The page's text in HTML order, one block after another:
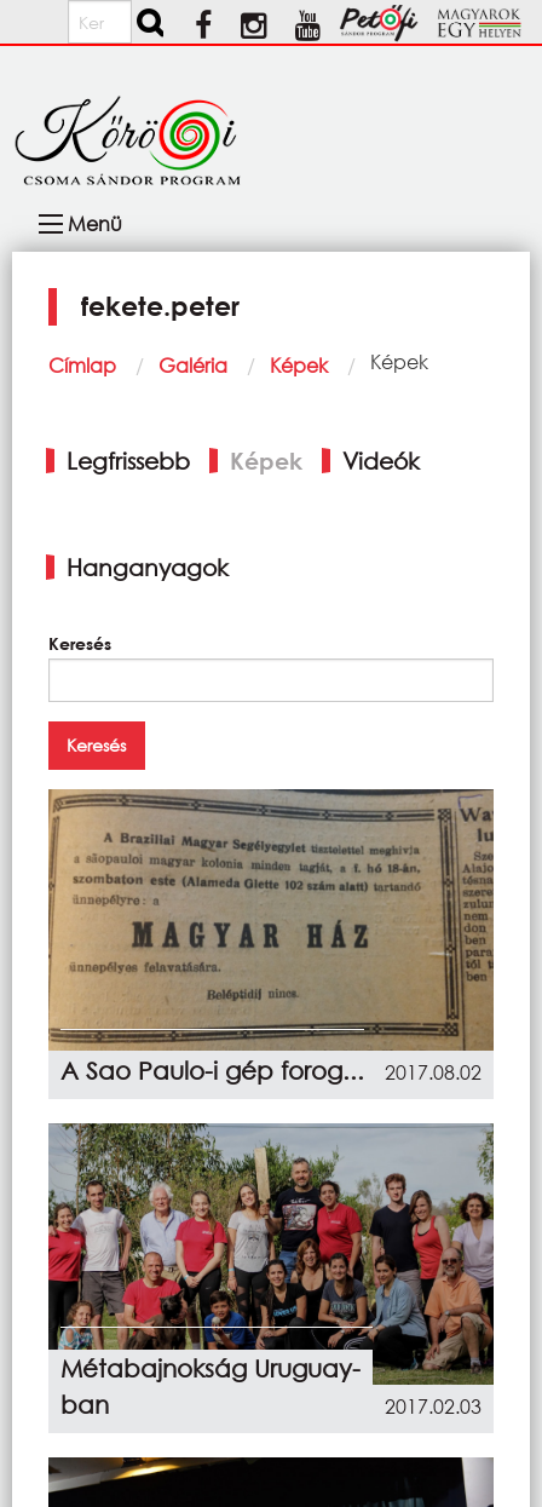
Ugrás a tartalomra
Keresés
navigáció
Menü
fekete.peter
Morzsa
Címlap Galéria Képek Current:
Képek
fülek
Legfrissebb Képek Videók
Hanganyagok
Keresés
A Sao Paulo-i gép forog... 2017.08.02
Métabajnokság Uruguay-
ban
2017.02.03